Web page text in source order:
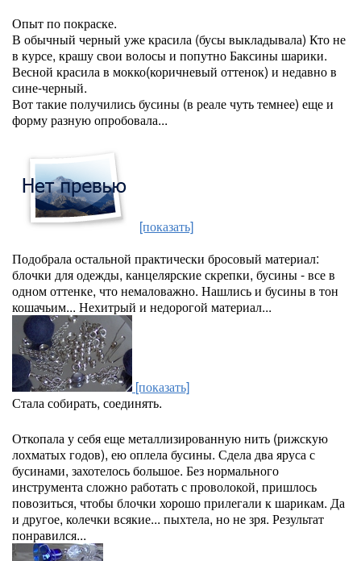
Опыт по покраске.
В обычный черный уже красила (бусы выкладывала) Кто не
в курсе, крашу свои волосы и попутно Баксины шарики.
Весной красила в мокко(коричневый оттенок) и недавно в
сине-черный.
Вот такие получились бусины (в реале чуть темнее) еще и
форму разную опробовала...
[показать]
Подобрала остальной практически бросовый материал:
блочки для одежды, канцелярские скрепки, бусины - все в
одном оттенке, что немаловажно. Нашлись и бусины в тон
кошачьим... Нехитрый и недорогой материал...
[показать]
Стала собирать, соединять.
Откопала у себя еще металлизированную нить (рижскую
лохматых годов), ею оплела бусины. Сдела два яруса с
бусинами, захотелось большое. Без нормального
инструмента сложно работать с проволокой, пришлось
повозиться, чтобы блочки хорошо прилегали к шарикам. Да
и другое, колечки всякие... пыхтела, но не зря. Результат
понравился...